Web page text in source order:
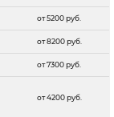
от 5200 руб.
от 8200 руб.
от 7300 руб.
от 4200 руб.